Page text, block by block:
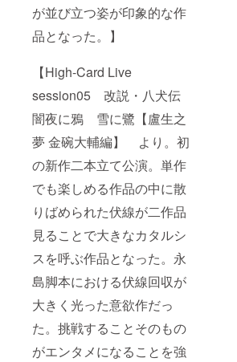
が並び立つ姿が印象的な作
品となった。】
【High-Card Live
session05 改説・八犬伝
闇夜に鴉 雪に鷺【盧生之
夢 金碗大輔編】 より。初
の新作二本立て公演。単作
でも楽しめる作品の中に散
りばめられた伏線が二作品
見ることで大きなカタルシ
スを呼ぶ作品となった。永
島脚本における伏線回収が
大きく光った意欲作だっ
た。挑戦することそのもの
がエンタメになることを強